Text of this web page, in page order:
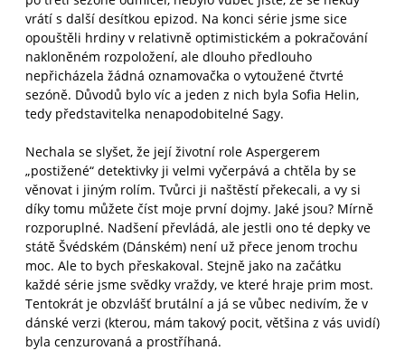
vrátí s další desítkou epizod. Na konci série jsme sice
opouštěli hrdiny v relativně optimistickém a pokračování
nakloněném rozpoložení, ale dlouho předlouho
nepřicházela žádná oznamovačka o vytoužené čtvrté
sezóně. Důvodů bylo víc a jeden z nich byla Sofia Helin,
tedy představitelka nenapodobitelné Sagy.
Nechala se slyšet, že její životní role Aspergerem
„postižené“ detektivky ji velmi vyčerpává a chtěla by se
věnovat i jiným rolím. Tvůrci ji naštěstí překecali, a vy si
díky tomu můžete číst moje první dojmy. Jaké jsou? Mírně
rozporuplné. Nadšení převládá, ale jestli ono té depky ve
státě Švédském (Dánském) není už přece jenom trochu
moc. Ale to bych přeskakoval. Stejně jako na začátku
každé série jsme svědky vraždy, ve které hraje prim most.
Tentokrát je obzvlášť brutální a já se vůbec nedivím, že v
dánské verzi (kterou, mám takový pocit, většina z vás uvidí)
byla cenzurovaná a prostříhaná.